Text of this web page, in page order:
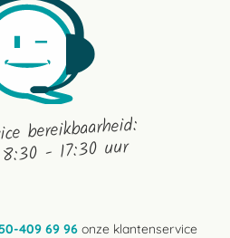
bereikbaarheid:
- 17:30 uur
409 69 96 onze klantenservice